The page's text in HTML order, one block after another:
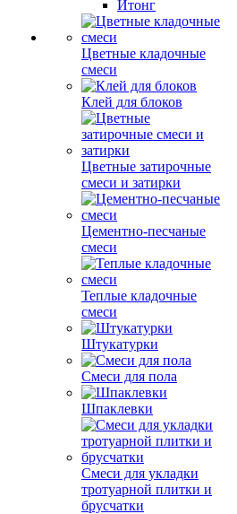
Итонг
Цветные кладочные
смеси
Клей для блоков
Цветные затирочные
смеси и затирки
Цементно-песчаные
смеси
Теплые кладочные
смеси
Штукатурки
Смеси для пола
Шпаклевки
Смеси для укладки
тротуарной плитки и
брусчатки